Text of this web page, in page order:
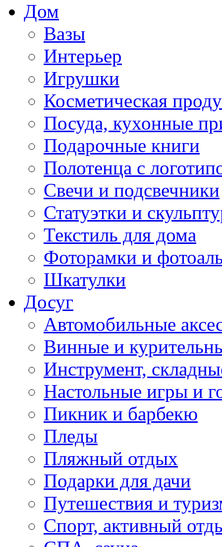
Дом
Вазы
Интерьер
Игрушки
Косметическая
Посуда, кухонные
Подарочные книги
Полотенца с
Свечи и подсвечники
Статуэтки и
Текстиль для дома
Фоторамки и
Шкатулки
Досуг
Автомобильные
Винные и
Инструмент,
Настольные игры и
Пикник и барбекю
Пледы
Пляжный отдых
Подарки для дачи
Путешествия и
Спорт, активный